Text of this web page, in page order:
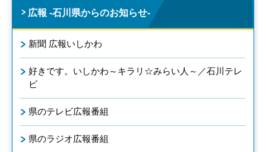
広報 -石川県からのお知らせ-
新聞 広報いしかわ
好きです。いしかわ～キラリ☆みらい人～／石川テレ
ビ
県のテレビ広報番組
県のラジオ広報番組